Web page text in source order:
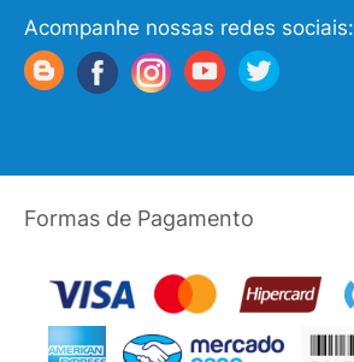
Acompanhe nossas redes sociais:
Formas de Pagamento